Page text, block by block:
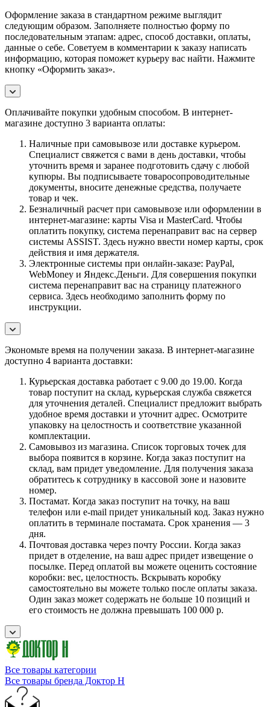
Оформление заказа в стандартном режиме выглядит
следующим образом. Заполняете полностью форму по
последовательным этапам: адрес, способ доставки, оплаты,
данные о себе. Советуем в комментарии к заказу написать
информацию, которая поможет курьеру вас найти. Нажмите
кнопку «Оформить заказ».
Оплачивайте покупки удобным способом. В интернет-
магазине доступно 3 варианта оплаты:
Наличные при самовывозе или доставке курьером.
Специалист свяжется с вами в день доставки, чтобы
уточнить время и заранее подготовить сдачу с любой
купюры. Вы подписываете товаросопроводительные
документы, вносите денежные средства, получаете
товар и чек.
Безналичный расчет при самовывозе или оформлении в
интернет-магазине: карты Visa и MasterCard. Чтобы
оплатить покупку, система перенаправит вас на сервер
системы ASSIST. Здесь нужно ввести номер карты, срок
действия и имя держателя.
Электронные системы при онлайн-заказе: PayPal,
WebMoney и Яндекс.Деньги. Для совершения покупки
система перенаправит вас на страницу платежного
сервиса. Здесь необходимо заполнить форму по
инструкции.
Экономьте время на получении заказа. В интернет-магазине
доступно 4 варианта доставки:
Курьерская доставка работает с 9.00 до 19.00. Когда
товар поступит на склад, курьерская служба свяжется
для уточнения деталей. Специалист предложит выбрать
удобное время доставки и уточнит адрес. Осмотрите
упаковку на целостность и соответствие указанной
комплектации.
Самовывоз из магазина. Список торговых точек для
выбора появится в корзине. Когда заказ поступит на
склад, вам придет уведомление. Для получения заказа
обратитесь к сотруднику в кассовой зоне и назовите
номер.
Постамат. Когда заказ поступит на точку, на ваш
телефон или e-mail придет уникальный код. Заказ нужно
оплатить в терминале постамата. Срок хранения — 3
дня.
Почтовая доставка через почту России. Когда заказ
придет в отделение, на ваш адрес придет извещение о
посылке. Перед оплатой вы можете оценить состояние
коробки: вес, целостность. Вскрывать коробку
самостоятельно вы можете только после оплаты заказа.
Один заказ может содержать не больше 10 позиций и
его стоимость не должна превышать 100 000 р.
Все товары категории
Все товары бренда Доктор Н